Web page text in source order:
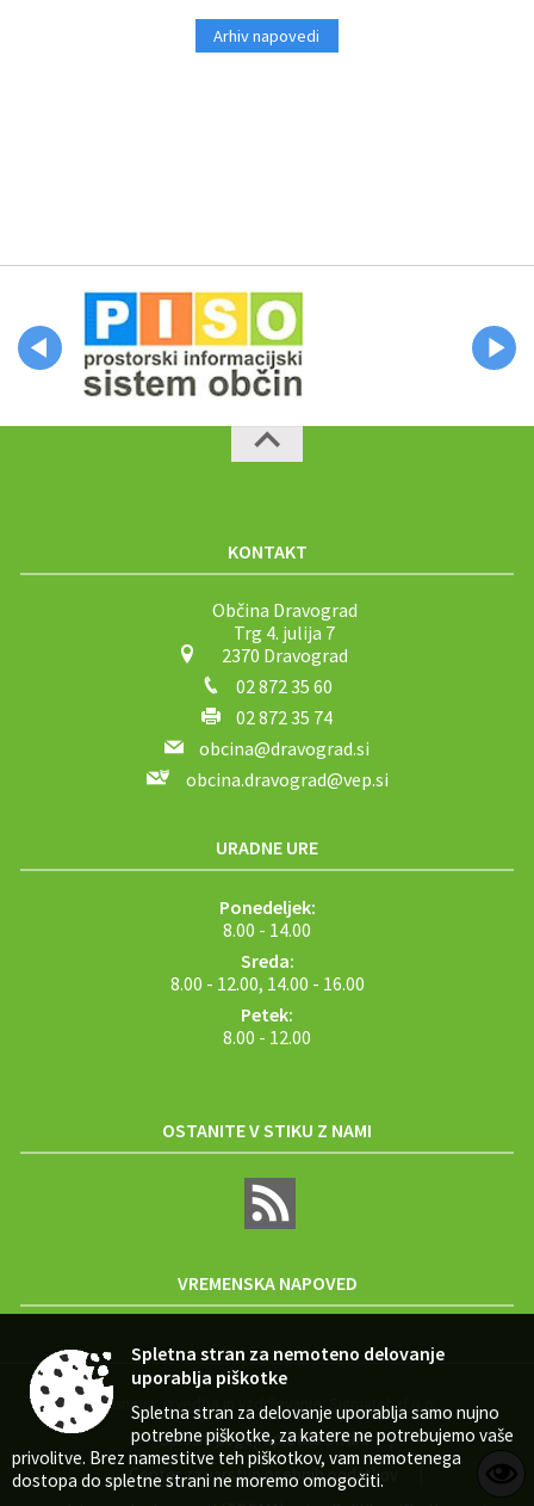
Arhiv napovedi
KONTAKT
Občina Dravograd
Trg 4. julija 7
2370 Dravograd
02 872 35 60
02 872 35 74
obcina@dravograd.si
obcina.dravograd@vep.si
URADNE URE
Ponedeljek:
8.00 - 14.00
Sreda:
8.00 - 12.00, 14.00 - 16.00
Petek:
8.00 - 12.00
OSTANITE V STIKU Z NAMI
VREMENSKA NAPOVED
Zasnova, izvedba in vzdrževanje: Sigmateh d.o.o.
Splošni pogoji spletne strani |
Center za varstvo osebnih podatkov
Spletna stran za nemoteno delovanje
uporablja piškotke
Spletna stran za delovanje uporablja samo nujno
potrebne piškotke, za katere ne potrebujemo vaše
privolitve. Brez namestitve teh piškotkov, vam nemotenega
dostopa do spletne strani ne moremo omogočiti.